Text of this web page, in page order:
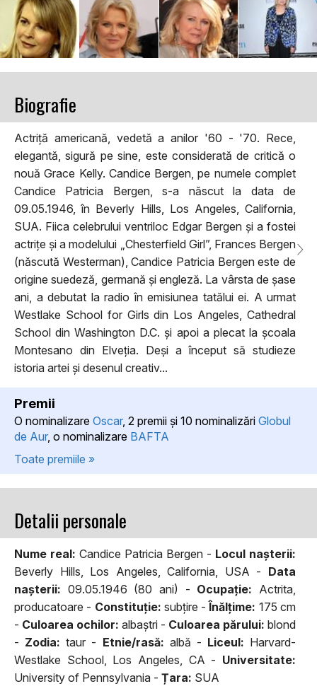
Biografie
Actriță americană, vedetă a anilor '60 - '70. Rece,
elegantă, sigură pe sine, este considerată de critică o
nouă Grace Kelly. Candice Bergen, pe numele complet
Candice Patricia Bergen, s-a născut la data de
09.05.1946, în Beverly Hills, Los Angeles, California,
SUA. Fiica celebrului ventriloc Edgar Bergen și a fostei
actrițe și a modelului „Chesterfield Girl”, Frances Bergen
(născută Westerman), Candice Patricia Bergen este de
origine suedeză, germană și engleză. La vârsta de șase
ani, a debutat la radio în emisiunea tatălui ei. A urmat
Westlake School for Girls din Los Angeles, Cathedral
School din Washington D.C. și apoi a plecat la școala
Montesano din Elveția. Deși a început să studieze
istoria artei și desenul creativ...
Premii
O nominalizare Oscar, 2 premii şi 10 nominalizări Globul
de Aur, o nominalizare BAFTA
Toate premiile »
Detalii personale
Nume real: Candice Patricia Bergen - Locul naşterii:
Beverly Hills, Los Angeles, California, USA - Data
naşterii: 09.05.1946 (80 ani) - Ocupaţie: Actrita,
producatoare - Constituţie: subţire -Înălţime: 175 cm
- Culoarea ochilor: albaştri - Culoarea părului: blond
- Zodia: taur - Etnie/rasă: albă - Liceul: Harvard-
Westlake School, Los Angeles, CA - Universitate:
University of Pennsylvania - Țara: SUA